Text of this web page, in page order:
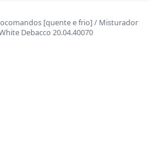
[quente e frio]/ Misturador
Debacco 20.04.40070